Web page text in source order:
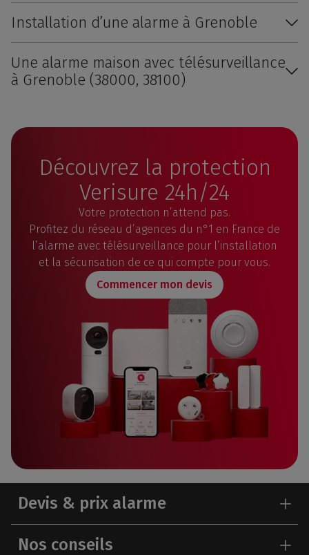
Installation d’une alarme à Grenoble
Une alarme maison avec télésurveillance
à Grenoble (38000, 38100)
Découvrez la protection
Verisure 24h/24
Votre protection n’attend pas.
Profitez du réseau d’agences du n°1 en France de
l’alarme avec télésurveillance pour l’installation
et la sécurisation de ce qui compte pour vous.
Commencer mon devis
Devis & prix alarme
Nos conseils